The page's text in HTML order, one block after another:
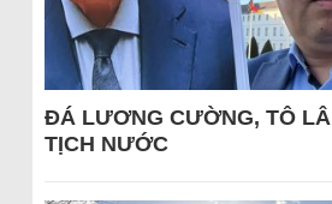
ĐÁ LƯƠNG CƯỜNG, TÔ
TỊCH NƯỚC